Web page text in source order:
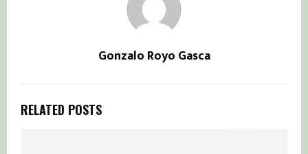
Gonzalo Royo Gasca
RELATED POSTS